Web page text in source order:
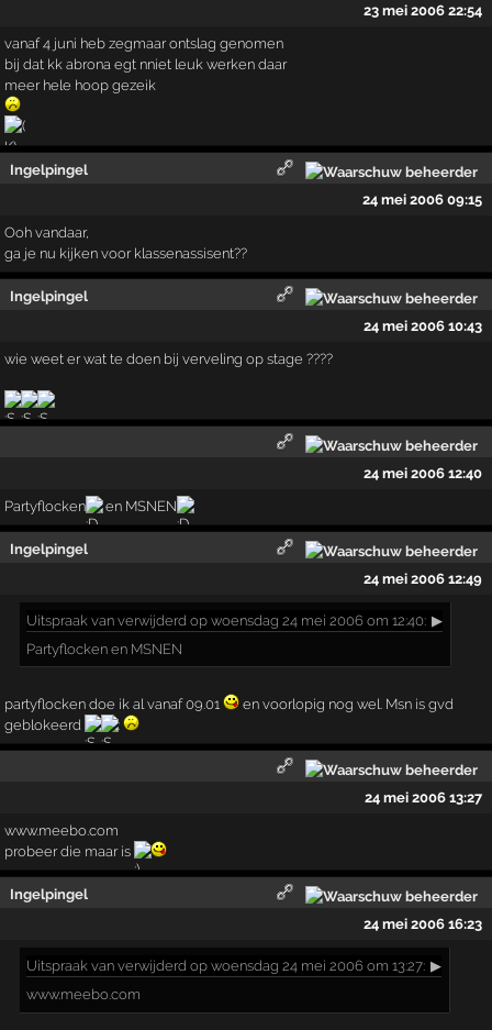
23 mei 2006 22:54
vanaf 4 juni heb zegmaar ontslag genomen
bij dat kk abrona egt nniet leuk werken daar
meer hele hoop gezeik
Ingelpingel
24 mei 2006 09:15
Ooh vandaar,
ga je nu kijken voor klassenassisent??
Ingelpingel
24 mei 2006 10:43
wie weet er wat te doen bij verveling op stage ????
24 mei 2006 12:40
Partyflocken en MSNEN
Ingelpingel
24 mei 2006 12:49
Uitspraak van verwijderd op woensdag 24 mei 2006 om 12:40: ▶
Partyflocken en MSNEN
partyflocken doe ik al vanaf 09.01
en voorlopig nog wel. Msn is gvd
geblokeerd
:
24 mei 2006 13:27
www.meebo.com
probeer die maar is
Ingelpingel
24 mei 2006 16:23
Uitspraak van verwijderd op woensdag 24 mei 2006 om 13:27: ▶
www.meebo.com